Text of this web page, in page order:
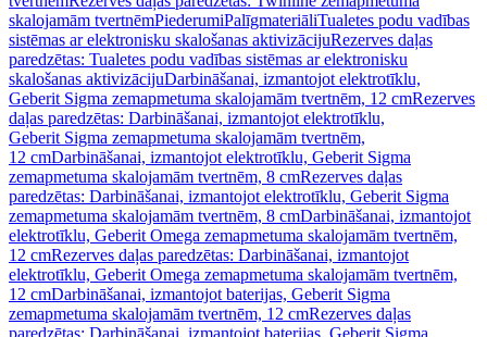
skalojamām tvertnēmPiederumiPalīgmateriāliTualetes podu vadības
sistēmas ar elektronisku skalošanas aktivizācijuRezerves daļas
paredzētas: Tualetes podu vadības sistēmas ar elektronisku
skalošanas aktivizācijuDarbināšanai, izmantojot elektrotīklu,
Geberit Sigma zemapmetuma skalojamām tvertnēm, 12 cmRezerves
daļas paredzētas: Darbināšanai, izmantojot elektrotīklu,
Geberit Sigma zemapmetuma skalojamām tvertnēm,
12 cmDarbināšanai, izmantojot elektrotīklu, Geberit Sigma
zemapmetuma skalojamām tvertnēm, 8 cmRezerves daļas
paredzētas: Darbināšanai, izmantojot elektrotīklu, Geberit Sigma
zemapmetuma skalojamām tvertnēm, 8 cmDarbināšanai, izmantojot
elektrotīklu, Geberit Omega zemapmetuma skalojamām tvertnēm,
12 cmRezerves daļas paredzētas: Darbināšanai, izmantojot
elektrotīklu, Geberit Omega zemapmetuma skalojamām tvertnēm,
12 cmDarbināšanai, izmantojot baterijas, Geberit Sigma
zemapmetuma skalojamām tvertnēm, 12 cmRezerves daļas
paredzētas: Darbināšanai, izmantojot baterijas, Geberit Sigma